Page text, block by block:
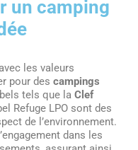
un camping
les valeurs
pour des campings
tels que la Clef
Refuge LPO sont des
de l’environnement.
dans les